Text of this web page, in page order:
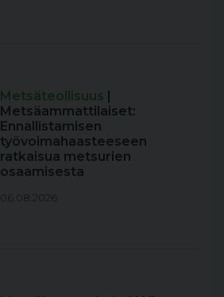
Metsäteollisuus |
Metsäammattilaiset:
Ennallistamisen
työvoimahaasteeseen
ratkaisua metsurien
osaamisesta
06.08.2026